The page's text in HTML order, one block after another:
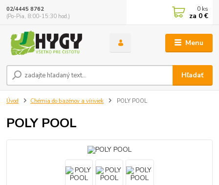
Menu
Hľadať
02/4445 8762
(Po-Pia, 8:00-15:30 hod.)
0 ks
za 0 €
Úvod Chémia do bazénov a víriviek POLY POOL
POLY POOL